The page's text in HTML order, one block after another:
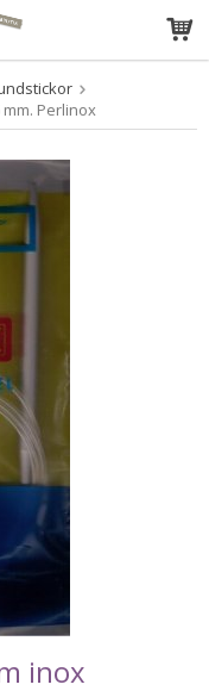
mm. Perlinox
inox